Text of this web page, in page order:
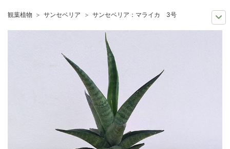
観葉植物 サンセベリア
サンセベリア：マライカ 3号
多肉植物を楽しもう
チトセラン（サンセベリア）属 サンセベリア：マ